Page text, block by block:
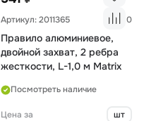
Артикул: 2011365 0
Правило алюминиевое,
двойной захват, 2 ребра
жесткости, L-1,0 м Matrix
Посмотреть наличие
Цена за шт